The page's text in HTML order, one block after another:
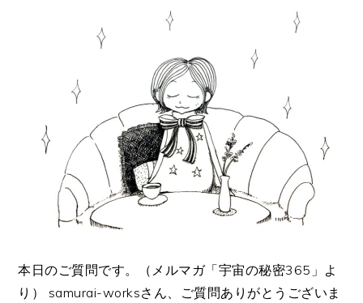
本日のご質問です。（メルマガ「宇宙の秘密365」よ
り） samurai-worksさん、ご質問ありがとうございま